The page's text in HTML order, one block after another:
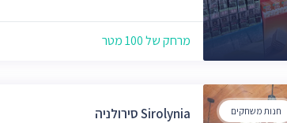
מרחק של 100 מטר
חנות משחקים
Sirolynia סירולניה